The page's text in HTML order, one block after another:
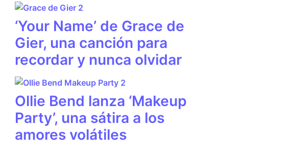
‘Your Name’ de Grace de
Gier, una canción para
recordar y nunca olvidar
Ollie Bend lanza ‘Makeup
Party’, una sátira a los
amores volátiles